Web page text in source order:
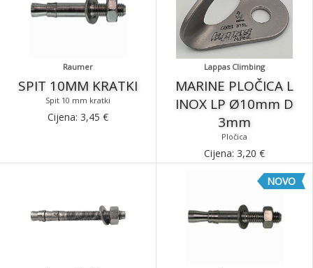
Raumer
SPIT 10MM KRATKI
Spit 10 mm kratki
Cijena: 3,45 €
Lappas Climbing
MARINE PLOČICA L
INOX LP Ø10mm D
3mm
Pločica
Cijena: 3,20 €
NOVO